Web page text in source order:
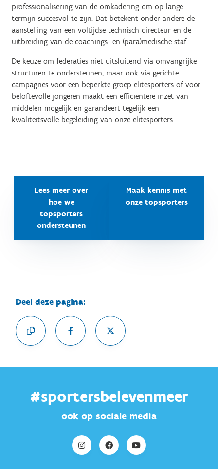
professionalisering van de omkadering om op lange
termijn succesvol te zijn. Dat betekent onder andere de
aanstelling van een voltijdse technisch directeur en de
uitbreiding van de coachings- en (para)medische staf.
De keuze om federaties niet uitsluitend via omvangrijke
structuren te ondersteunen, maar ook via gerichte
campagnes voor een beperkte groep elitesporters of voor
beloftevolle jongeren maakt een efficiëntere inzet van
middelen mogelijk en garandeert tegelijk een
kwaliteitsvolle begeleiding van onze elitesporters.
Lees meer over
hoe we
topsporters
ondersteunen
Maak kennis met
onze topsporters
Deel deze pagina:
#sportersbelevenmeer
ook op sociale media